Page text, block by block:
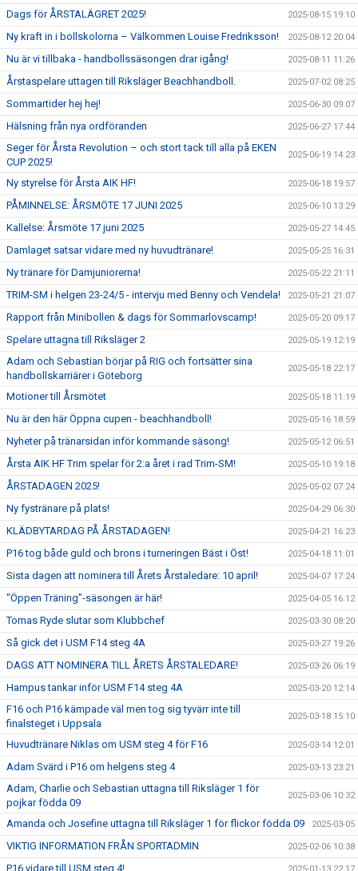
Dags för ÅRSTALÄGRET 2025! 2025-08-15 19:10
Ny kraft in i bollskolorna – Välkommen Louise Fredriksson! 2025-08-12 20:04
Nu är vi tillbaka - handbollssäsongen drar igång! 2025-08-11 11:26
Årstaspelare uttagen till Riksläger Beachhandboll. 2025-07-02 08:25
Sommartider hej hej! 2025-06-30 09:07
Hälsning från nya ordföranden 2025-06-27 17:44
Seger för Årsta Revolution – och stort tack till alla på EKEN
CUP 2025!
2025-06-19 14:23
Ny styrelse för Årsta AIK HF! 2025-06-18 19:57
PÅMINNELSE: ÅRSMÖTE 17 JUNI 2025 2025-06-10 13:29
Kallelse: Årsmöte 17 juni 2025 2025-05-27 14:45
Damlaget satsar vidare med ny huvudtränare! 2025-05-25 16:31
Ny tränare för Damjuniorerna! 2025-05-22 21:11
TRIM-SM i helgen 23-24/5 - intervju med Benny och Vendela! 2025-05-21 21:07
Rapport från Minibollen & dags för Sommarlovscamp! 2025-05-20 09:17
Spelare uttagna till Riksläger 2 2025-05-19 12:19
Adam och Sebastian börjar på RIG och fortsätter sina
handbollskarriärer i Göteborg
2025-05-18 22:17
Motioner till Årsmötet 2025-05-18 11:19
Nu är den här Öppna cupen - beachhandboll! 2025-05-16 18:59
Nyheter på tränarsidan inför kommande säsong! 2025-05-12 06:51
Årsta AIK HF Trim spelar för 2:a året i rad Trim-SM! 2025-05-10 19:18
ÅRSTADAGEN 2025! 2025-05-02 07:24
Ny fystränare på plats! 2025-04-29 06:30
KLÄDBYTARDAG PÅ ÅRSTADAGEN! 2025-04-21 16:23
P16 tog både guld och brons i turneringen Bäst i Öst! 2025-04-18 11:01
Sista dagen att nominera till Årets Årstaledare: 10 april! 2025-04-07 17:24
"Öppen Träning"-säsongen är här! 2025-04-05 16:12
Tomas Ryde slutar som Klubbchef 2025-03-30 08:20
Så gick det i USM F14 steg 4A 2025-03-27 19:26
DAGS ATT NOMINERA TILL ÅRETS ÅRSTALEDARE! 2025-03-26 06:19
Hampus tankar inför USM F14 steg 4A 2025-03-20 12:14
F16 och P16 kämpade väl men tog sig tyvärr inte till
finalsteget i Uppsala
2025-03-18 15:10
Huvudtränare Niklas om USM steg 4 för F16 2025-03-14 12:01
Adam Svärd i P16 om helgens steg 4 2025-03-13 23:21
Adam, Charlie och Sebastian uttagna till Riksläger 1 för
pojkar födda 09
2025-03-06 10:32
Amanda och Josefine uttagna till Riksläger 1 för flickor födda 09 2025-03-05
VIKTIG INFORMATION FRÅN SPORTADMIN 2025-02-06 10:38
P16 vidare till USM steg 4!